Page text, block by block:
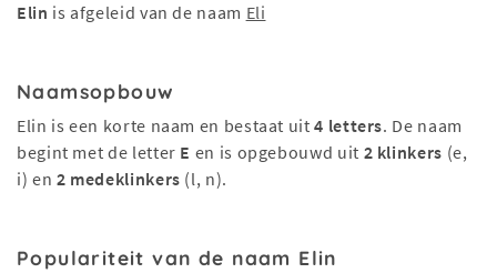
Elin is afgeleid van de naam Eli
Naamsopbouw
Elin is een korte naam en bestaat uit4 letters. De naam
begint met de letter E en is opgebouwd uit 2 klinkers (e,
i) en 2 medeklinkers (l, n).
Populariteit van de naam Elin